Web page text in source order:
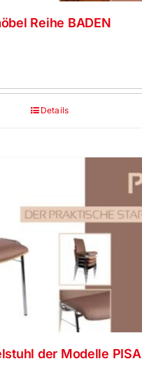
Reihe BADEN
Details
der Modelle PISA